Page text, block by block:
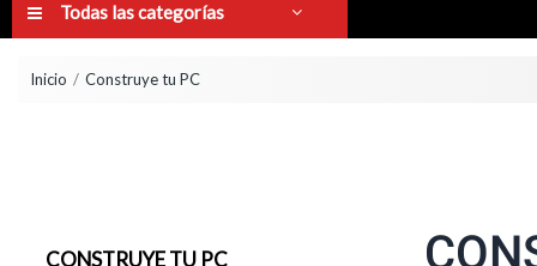
Todas las categorías
Inicio Construye tu PC
CONSTRUYE TU PC